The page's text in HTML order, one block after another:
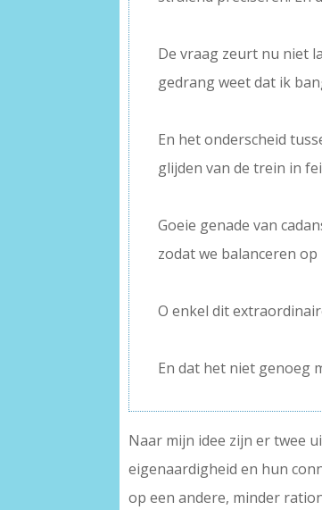
De vraag zeurt nu niet
gedrang weet dat ik
En het onderscheid
glijden van de trein in
Goeie genade van
zodat we balanceren
O enkel dit
En dat het niet genoeg
Naar mijn idee zijn er twee
eigenaardigheid en hun
op een andere, minder